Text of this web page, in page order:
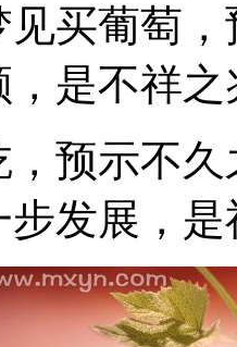
见买葡萄
是不祥之
预示不
发展，是